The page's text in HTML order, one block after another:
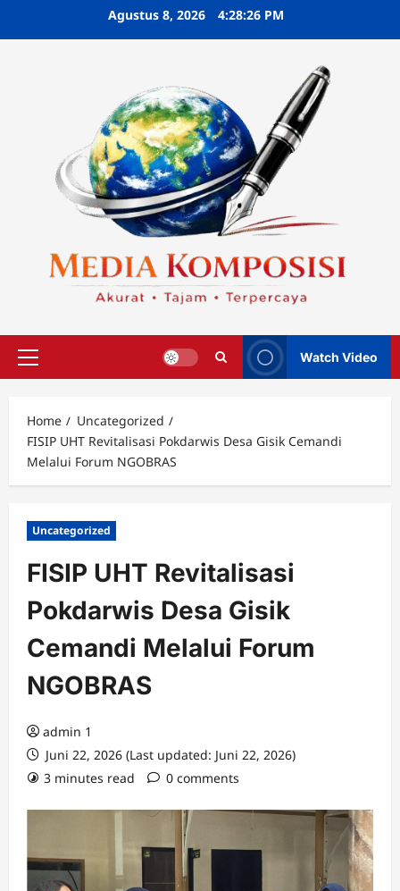
Agustus 8, 2026 4:28:27 PM
Primary
Watch Video
Home
Uncategorized
FISIP UHT Revitalisasi Pokdarwis Desa Gisik Cemandi
Melalui Forum NGOBRAS
Uncategorized
FISIP UHT Revitalisasi
Pokdarwis Desa Gisik
Cemandi Melalui Forum
NGOBRAS
admin 1
Juni 22, 2026 (Last updated: Juni 22, 2026)
3 minutes read
0 comments